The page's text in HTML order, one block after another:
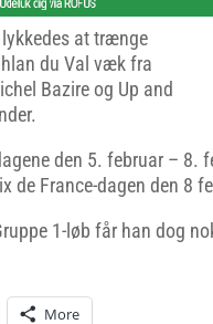
at trænge
du Val væk fra
Bazire og Up and
den 5. februar – 8.
de France-dagen den 8
1-løb får han dog
More